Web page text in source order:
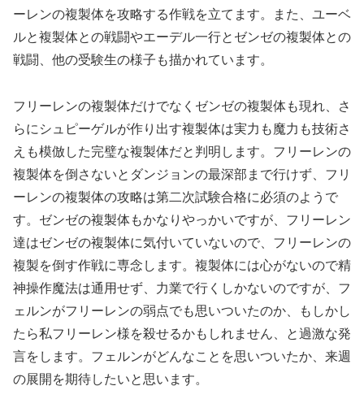
ーレンの複製体を攻略する作戦を立てます。また、ユーベ
ルと複製体との戦闘やエーデル一行とゼンゼの複製体との
戦闘、他の受験生の様子も描かれています。
フリーレンの複製体だけでなくゼンゼの複製体も現れ、さ
らにシュピーゲルが作り出す複製体は実力も魔力も技術さ
えも模倣した完璧な複製体だと判明します。フリーレンの
複製体を倒さないとダンジョンの最深部まで行けず、フリ
ーレンの複製体の攻略は第二次試験合格に必須のようで
す。ゼンゼの複製体もかなりやっかいですが、フリーレン
達はゼンゼの複製体に気付いていないので、フリーレンの
複製を倒す作戦に専念します。複製体には心がないので精
神操作魔法は通用せず、力業で行くしかないのですが、フ
ェルンがフリーレンの弱点でも思いついたのか、もしかし
たら私フリーレン様を殺せるかもしれません、と過激な発
言をします。フェルンがどんなことを思いついたか、来週
の展開を期待したいと思います。